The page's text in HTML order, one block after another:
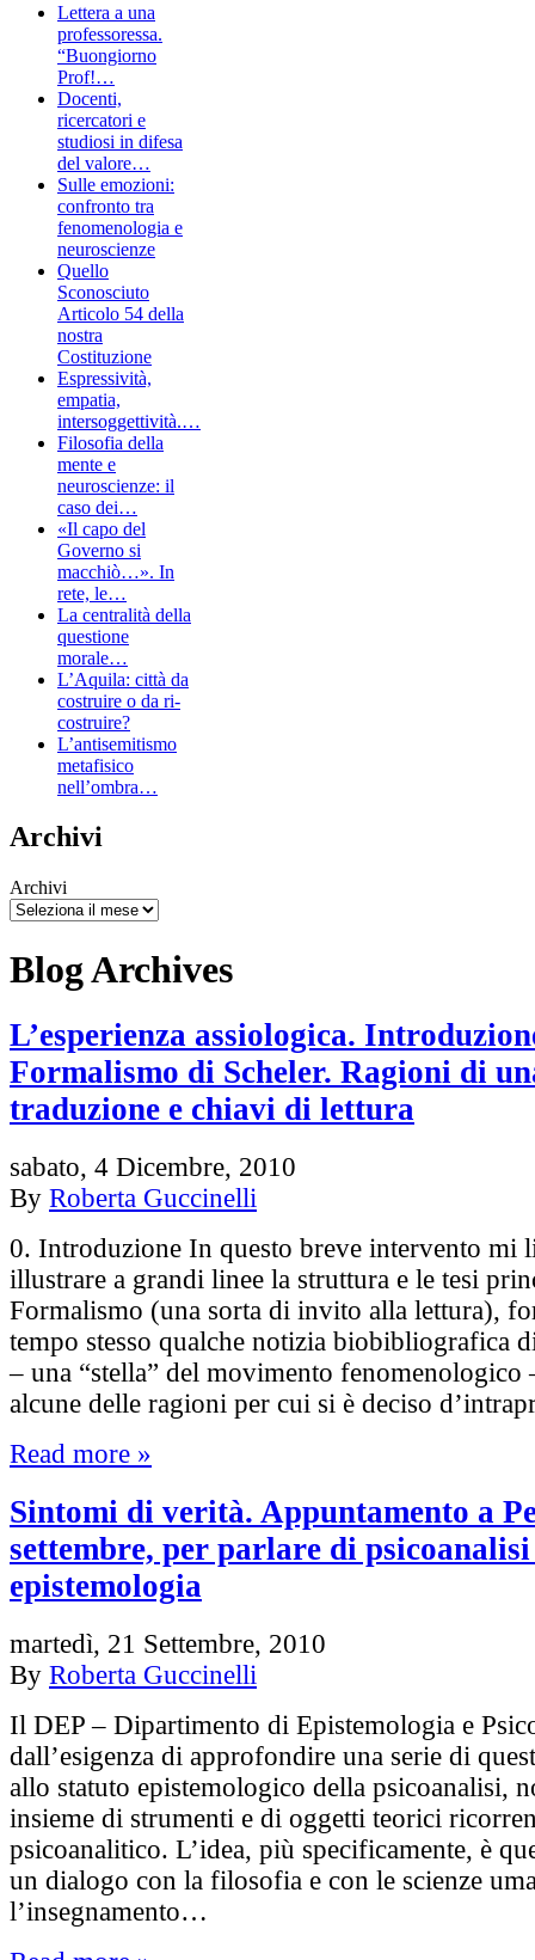
Lettera a una
professoressa.
“Buongiorno
Prof!…
Docenti,
ricercatori e
studiosi in difesa
del valore…
Sulle emozioni:
confronto tra
fenomenologia e
neuroscienze
Quello
Sconosciuto
Articolo 54 della
nostra
Costituzione
Espressività,
empatia,
intersoggettività.…
Filosofia della
mente e
neuroscienze: il
caso dei…
«Il capo del
Governo si
macchiò…». In
rete, le…
La centralità della
questione
morale…
L’Aquila: città da
costruire o da ri-
costruire?
L’antisemitismo
metafisico
nell’ombra…
Archivi
Archivi
Blog Archives
L’esperienza assiologica.
Formalismo di Scheler. Ragioni di
traduzione e chiavi di lettura
sabato, 4 Dicembre, 2010
By Roberta Guccinelli
0. Introduzione In questo breve intervento mi
illustrare a grandi linee la struttura e le tesi
Formalismo (una sorta di invito alla lettura),
tempo stesso qualche notizia biobibliografica
– una “stella” del movimento fenomenologico
alcune delle ragioni per cui si è deciso
Read more »
Sintomi di verità. Appuntamento a
settembre, per parlare di psicoanalisi
epistemologia
martedì, 21 Settembre, 2010
By Roberta Guccinelli
Il DEP – Dipartimento di Epistemologia e
dall’esigenza di approfondire una serie di
allo statuto epistemologico della psicoanalisi,
insieme di strumenti e di oggetti teorici
psicoanalitico. L’idea, più specificamente, è
un dialogo con la filosofia e con le scienze
l’insegnamento…